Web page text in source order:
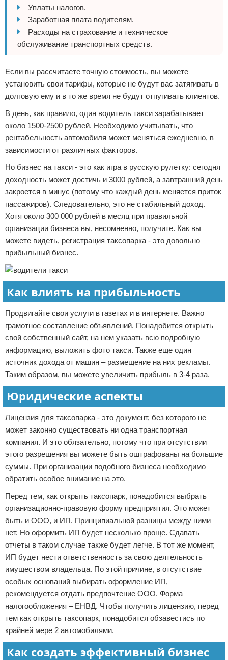
Уплаты налогов.
Заработная плата водителям.
Расходы на страхование и техническое
обслуживание транспортных средств.
Если вы рассчитаете точную стоимость, вы можете
установить свои тарифы, которые не будут вас затягивать в
долговую ему и в то же время не будут отпугивать клиентов.
В день, как правило, один водитель такси зарабатывает
около 1500-2500 рублей. Необходимо учитывать, что
рентабельность автомобиля может меняться ежедневно, в
зависимости от различных факторов.
Но бизнес на такси - это как игра в русскую рулетку: сегодня
доходность может достичь и 3000 рублей, а завтрашний день
закроется в минус (потому что каждый день меняется приток
пассажиров). Следовательно, это не стабильный доход.
Хотя около 300 000 рублей в месяц при правильной
организации бизнеса вы, несомненно, получите. Как вы
можете видеть, регистрация таксопарка - это довольно
прибыльный бизнес.
Как влиять на прибыльность
Продвигайте свои услуги в газетах и в интернете. Важно
грамотное составление объявлений. Понадобится открыть
свой собственный сайт, на нем указать всю подробную
информацию, выложить фото такси. Также еще один
источник дохода от машин – размещение на них рекламы.
Таким образом, вы можете увеличить прибыль в 3-4 раза.
Юридические аспекты
Лицензия для таксопарка - это документ, без которого не
может законно существовать ни одна транспортная
компания. И это обязательно, потому что при отсутствии
этого разрешения вы можете быть оштрафованы на большие
суммы. При организации подобного бизнеса необходимо
обратить особое внимание на это.
Перед тем, как открыть таксопарк, понадобится выбрать
организационно-правовую форму предприятия. Это может
быть и ООО, и ИП. Принципиальной разницы между ними
нет. Но оформить ИП будет несколько проще. Сдавать
отчеты в таком случае также будет легче. В тот же момент,
ИП будет нести ответственность за свою деятельность
имуществом владельца. По этой причине, в отсутствие
особых оснований выбирать оформление ИП,
рекомендуется отдать предпочтение ООО. Форма
налогообложения – ЕНВД. Чтобы получить лицензию, перед
тем как открыть таксопарк, понадобится обзавестись по
крайней мере 2 автомобилями.
Как создать эффективный бизнес